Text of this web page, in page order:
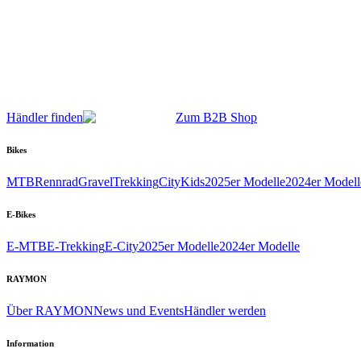
Händler finden Zum B2B Shop
Bikes
MTBRennradGravelTrekkingCityKids2025er Modelle2024er
E-Bikes
E-MTBE-TrekkingE-City2025er Modelle2024er Modelle
RAYMON
Über RAYMONNews und EventsHändler werden
Information